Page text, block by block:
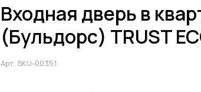
Входная дверь в
(Бульдорс) TRUST
Арт. SKU-00351